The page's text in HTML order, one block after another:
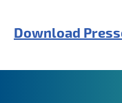
Download